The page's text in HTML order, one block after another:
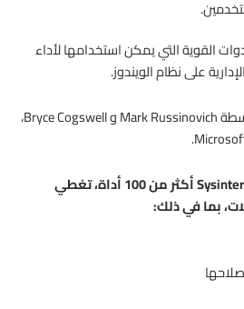
القوية التي يمكن استخدامها لأداء
على نظام الويندوز.
تم تطوير هذه المجموعة بواسطة Mark Russinovich و Bryce Cogswell،
تتضمن مجموعة Sysinternals Suite أكثر من 100 أداة، تغطي
بما في ذلك: